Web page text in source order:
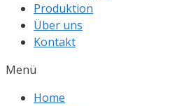
Produktion
Über uns
Kontakt
Menü
Home